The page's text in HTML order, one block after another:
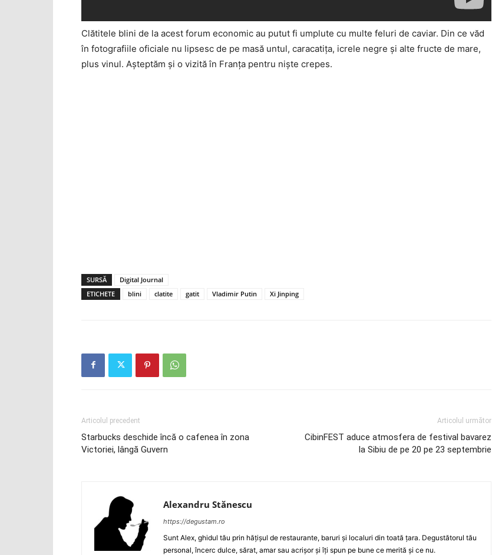
Clătitele blini de la acest forum economic au putut fi umplute cu multe feluri de caviar. Din ce văd
în fotografiile oficiale nu lipsesc de pe masă untul, caracatiţa, icrele negre şi alte fructe de mare,
plus vinul. Aşteptăm şi o vizită în Franţa pentru nişte crepes.
SURSĂ
Digital Journal
ETICHETE
blini clatite gatit Vladimir Putin Xi Jinping
Articolul precedent
Starbucks deschide încă o cafenea în zona
Victoriei, lângă Guvern
Articolul următor
CibinFEST aduce atmosfera de festival bavarez
la Sibiu de pe 20 pe 23 septembrie
Alexandru Stănescu
https://degustam.ro
Sunt Alex, ghidul tău prin hăţişul de restaurante, baruri şi localuri din toată ţara. Degustătorul tău
personal, încerc dulce, sărat, amar sau acrişor şi îţi spun pe bune ce merită şi ce nu.